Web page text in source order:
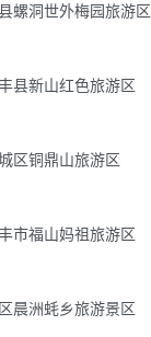
螺洞世外梅园旅游区
县新山红色旅游区
区铜鼎山旅游区
市福山妈祖旅游区
晨洲蚝乡旅游景区